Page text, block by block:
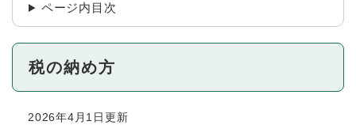
ページ内目次
税の納め方
2026年4月1日更新